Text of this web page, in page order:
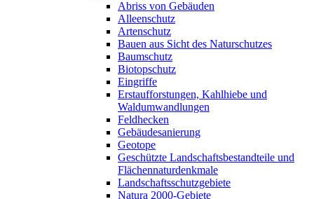
Abriss von Gebäuden
Alleenschutz
Artenschutz
Bauen aus Sicht des Naturschutzes
Baumschutz
Biotopschutz
Eingriffe
Erstaufforstungen, Kahlhiebe und
Waldumwandlungen
Feldhecken
Gebäudesanierung
Geotope
Geschützte Landschaftsbestandteile und
Flächennaturdenkmale
Landschaftsschutzgebiete
Natura 2000-Gebiete